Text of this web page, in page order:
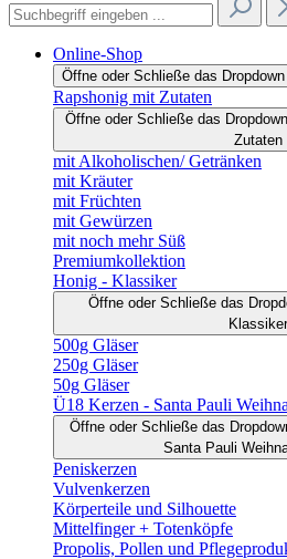
Online-Shop
Öffne oder Schließe das
Rapshonig mit Zutaten
Öffne oder Schließe das
Zutaten
mit Alkoholischen/ Getränken
mit Kräuter
mit Früchten
mit Gewürzen
mit noch mehr Süß
Premiumkollektion
Honig - Klassiker
Öffne oder Schließe das
Klassiker
500g Gläser
250g Gläser
50g Gläser
Ü18 Kerzen - Santa Pauli
Öffne oder Schließe das
Santa Pauli
Peniskerzen
Vulvenkerzen
Körperteile und Silhouette
Mittelfinger + Totenköpfe
Propolis, Pollen und